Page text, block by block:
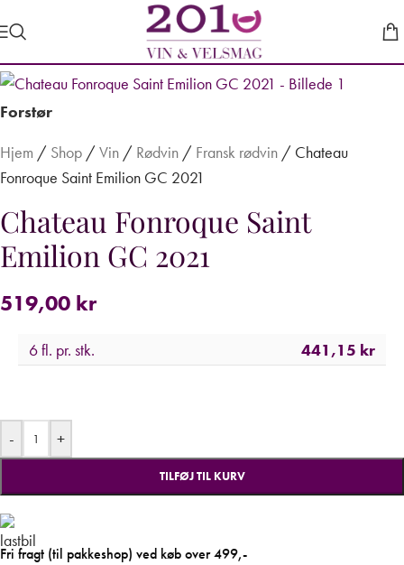
Forstør
Hjem / Shop / Vin / Rødvin / Fransk rødvin / Chateau
Fonroque Saint Emilion GC 2021
Chateau Fonroque Saint
Emilion GC 2021
519,00 kr
6 fl. pr. stk. 441,15 kr
- +
TILFØJ TIL KURV
Fri fragt (til pakkeshop) ved køb over 499,-